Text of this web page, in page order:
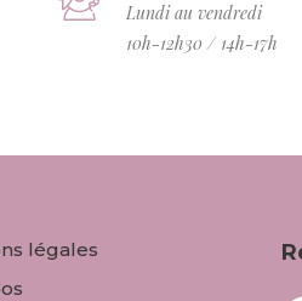
Lundi au vendredi
10h-12h30 / 14h-17h
légales